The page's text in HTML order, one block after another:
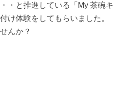
・と推進している「My 茶碗キ
け体験をしてもらいました。
んか？